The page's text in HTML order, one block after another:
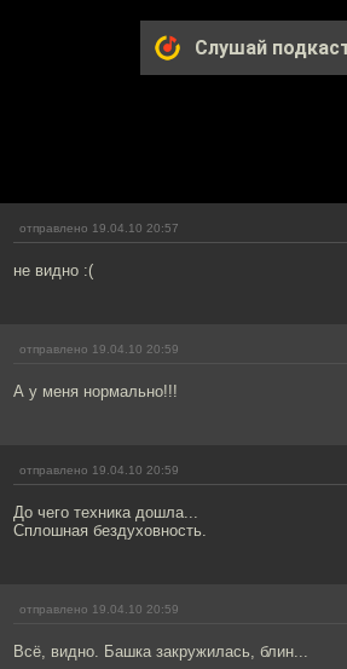
Слушай
отправлено 19.04.10 20:57
не видно :(
отправлено 19.04.10 20:59
А у меня нормально!!!
отправлено 19.04.10 20:59
До чего техника дошла...
Сплошная бездуховность.
отправлено 19.04.10 20:59
Всё, видно. Башка закружилась, блин...